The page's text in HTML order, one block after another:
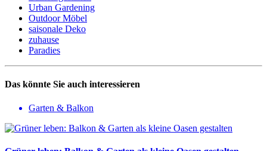
Urban Gardening
Outdoor Möbel
saisonale Deko
zuhause
Paradies
Das könnte Sie auch interessieren
Garten & Balkon